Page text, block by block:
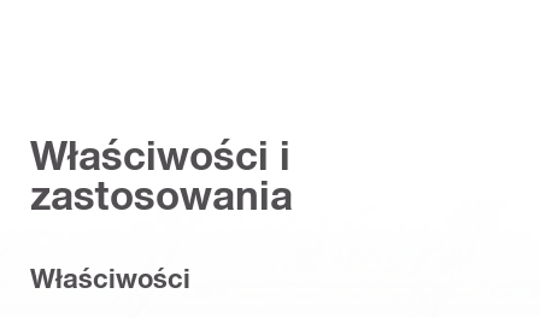
Właściwości i
zastosowania
Właściwości